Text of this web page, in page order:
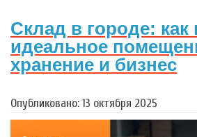
Склад в городе:
идеальное
хранение и бизнес
Опубликовано: 13 октября 2025